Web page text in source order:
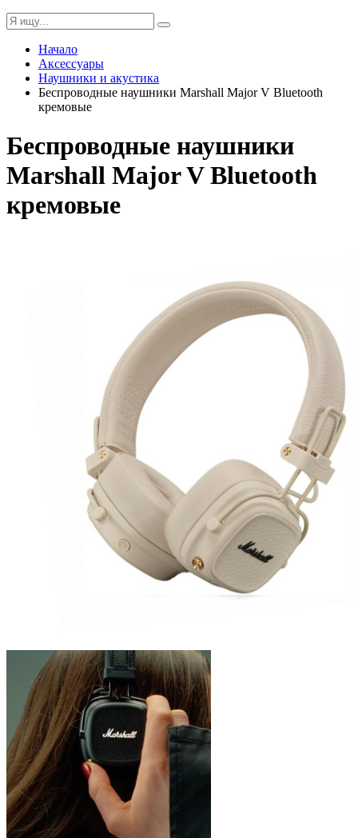
Начало
Аксессуары
Наушники и акустика
Беспроводные наушники Marshall Major V Bluetooth
кремовые
Беспроводные наушники
Marshall Major V Bluetooth
кремовые